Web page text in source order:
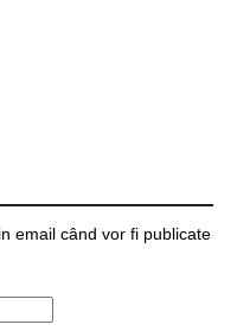
email când vor fi publicate